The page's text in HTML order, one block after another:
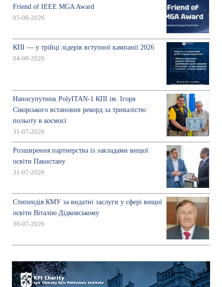
Friend of IEEE MGA Award
05-08-2026
КПІ — у трійці лідерів вступної кампанії 2026
04-08-2026
Наносупутник PolyITAN-1 КПІ ім. Ігоря
Сікорського встановив рекорд за тривалістю
польоту в космосі
31-07-2026
Розширення партнерства із закладами вищої
освіти Пакистану
31-07-2026
Стипендія КМУ за видатні заслуги у сфері вищої
освіти Віталію Дідковському
30-07-2026